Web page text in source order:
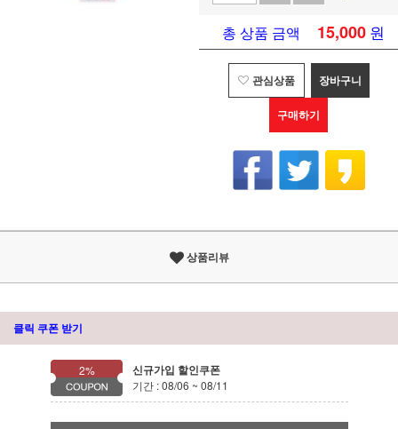
총 상품 금액 15,000 원
관심상품 장바구니
구매하기
상품리뷰
클릭 쿠폰 받기
2% 신규가입 할인쿠폰
기간 : 08/06 ~ 08/11